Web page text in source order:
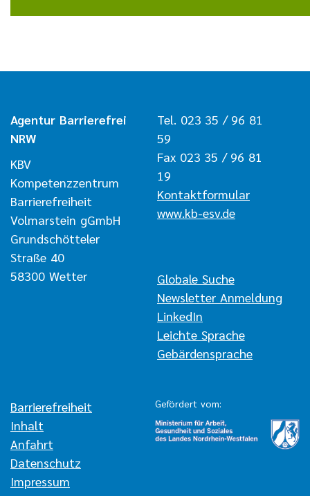
Agentur Barrierefrei
NRW
KBV
Kompetenzzentrum
Barrierefreiheit
Volmarstein gGmbH
Grundschötteler
Straße 40
58300 Wetter
Tel. 023 35 / 96 81
59
Fax 023 35 / 96 81
19
Kontaktformular
www.kb-esv.de
Navigation überspringen
Globale Suche
Newsletter Anmeldung
LinkedIn
Leichte Sprache
Gebärdensprache
Navigation überspringen
Barrierefreiheit
Inhalt
Anfahrt
Datenschutz
Impressum
Gefördert vom: